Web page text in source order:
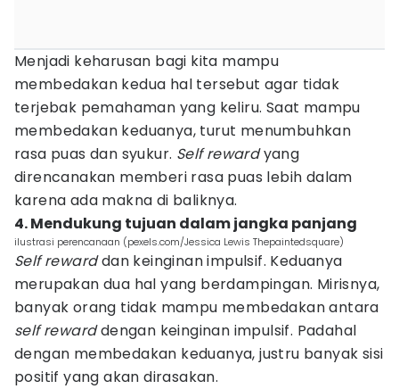
Menjadi keharusan bagi kita mampu
membedakan kedua hal tersebut agar tidak
terjebak pemahaman yang keliru. Saat mampu
membedakan keduanya, turut menumbuhkan
rasa puas dan syukur. Self rewardyang
direncanakan memberi rasa puas lebih dalam
karena ada makna di baliknya.
4. Mendukung tujuan dalam jangka panjang
ilustrasi perencanaan (pexels.com/Jessica Lewis Thepaintedsquare)
Self rewarddan keinginan impulsif. Keduanya
merupakan dua hal yang berdampingan. Mirisnya,
banyak orang tidak mampu membedakan antara
self rewarddengan keinginan impulsif. Padahal
dengan membedakan keduanya, justru banyak sisi
positif yang akan dirasakan.